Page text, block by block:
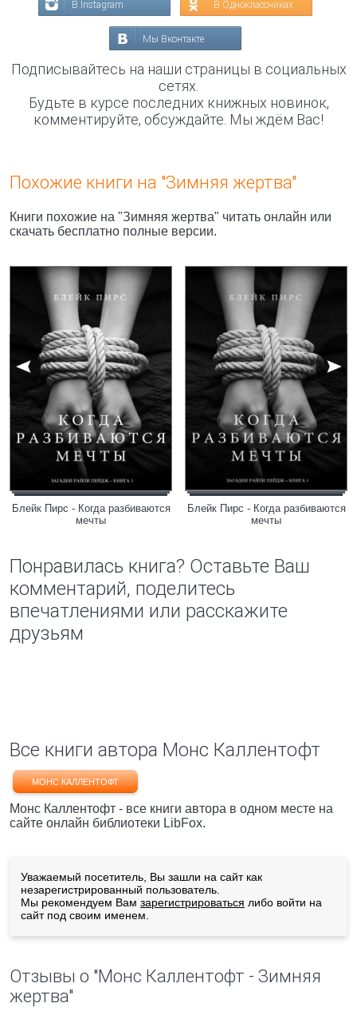
В Instagram В Одноклассниках
Мы Вконтакте
Подписывайтесь на наши страницы в социальных
сетях.
Будьте в курсе последних книжных новинок,
комментируйте, обсуждайте. Мы ждём Вас!
Похожие книги на "Зимняя жертва"
Книги похожие на "Зимняя жертва" читать онлайн или
скачать бесплатно полные версии.
Блейк Пирс - Когда разбиваются
мечты
Блейк Пирс - Когда разбиваются
мечты
Понравилась книга? Оставьте Ваш
комментарий, поделитесь
впечатлениями или расскажите
друзьям
Все книги автора Монс Каллентофт
МОНС КАЛЛЕНТОФТ
Монс Каллентофт - все книги автора в одном месте на
сайте онлайн библиотеки LibFox.
Уважаемый посетитель, Вы зашли на сайт как
незарегистрированный пользователь.
Мы рекомендуем Вам зарегистрироваться либо войти на
сайт под своим именем.
Отзывы о "Монс Каллентофт - Зимняя
жертва"